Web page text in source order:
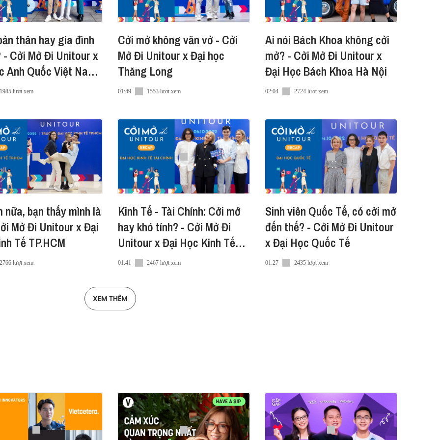
#podcast #Durex #DurexVietnam #DurexXVietcetera #DurexJeans
đọc bài viết và nghe podcast thật mượt mà. Tải ngay tại đây
thân hay gia đình
Cởi Mở Đi Unitour x
Anh Quốc Việt Nam
1985 lượt xem
Cởi mở không văn vở - Cởi
Mở Đi Unitour x Đại học
Thăng Long
01:49 1553 lượt xem
Ai nói Bách Khoa không cởi
mở? - Cởi Mở Đi Unitour x
Đại Học Bách Khoa Hà Nội
02:04 2724 lượt xem
nữa, bạn thấy mình là
Mở Đi Unitour x Đại
Tế TP.HCM
2766 lượt xem
Kinh Tế - Tài Chính: Cởi mở
hay khó tính? - Cởi Mở Đi
Unitour x Đại Học Kinh Tế
Tài Chính
01:41 2467 lượt xem
Sinh viên Quốc Tế, có cởi mở
đến thế? - Cởi Mở Đi Unitour
x Đại Học Quốc Tế
01:27 2435 lượt xem
XEM THÊM